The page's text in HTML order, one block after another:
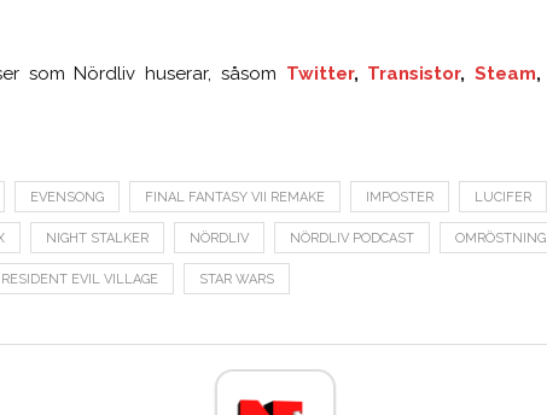
som Nördliv huserar, såsom Twitter, Transistor, Steam,
EVENSONG FINAL FANTASY VII REMAKE IMPOSTER LUCIFER
NIGHT STALKER NÖRDLIV NÖRDLIV PODCAST OMRÖSTNING
RESIDENT EVIL VILLAGE STAR WARS